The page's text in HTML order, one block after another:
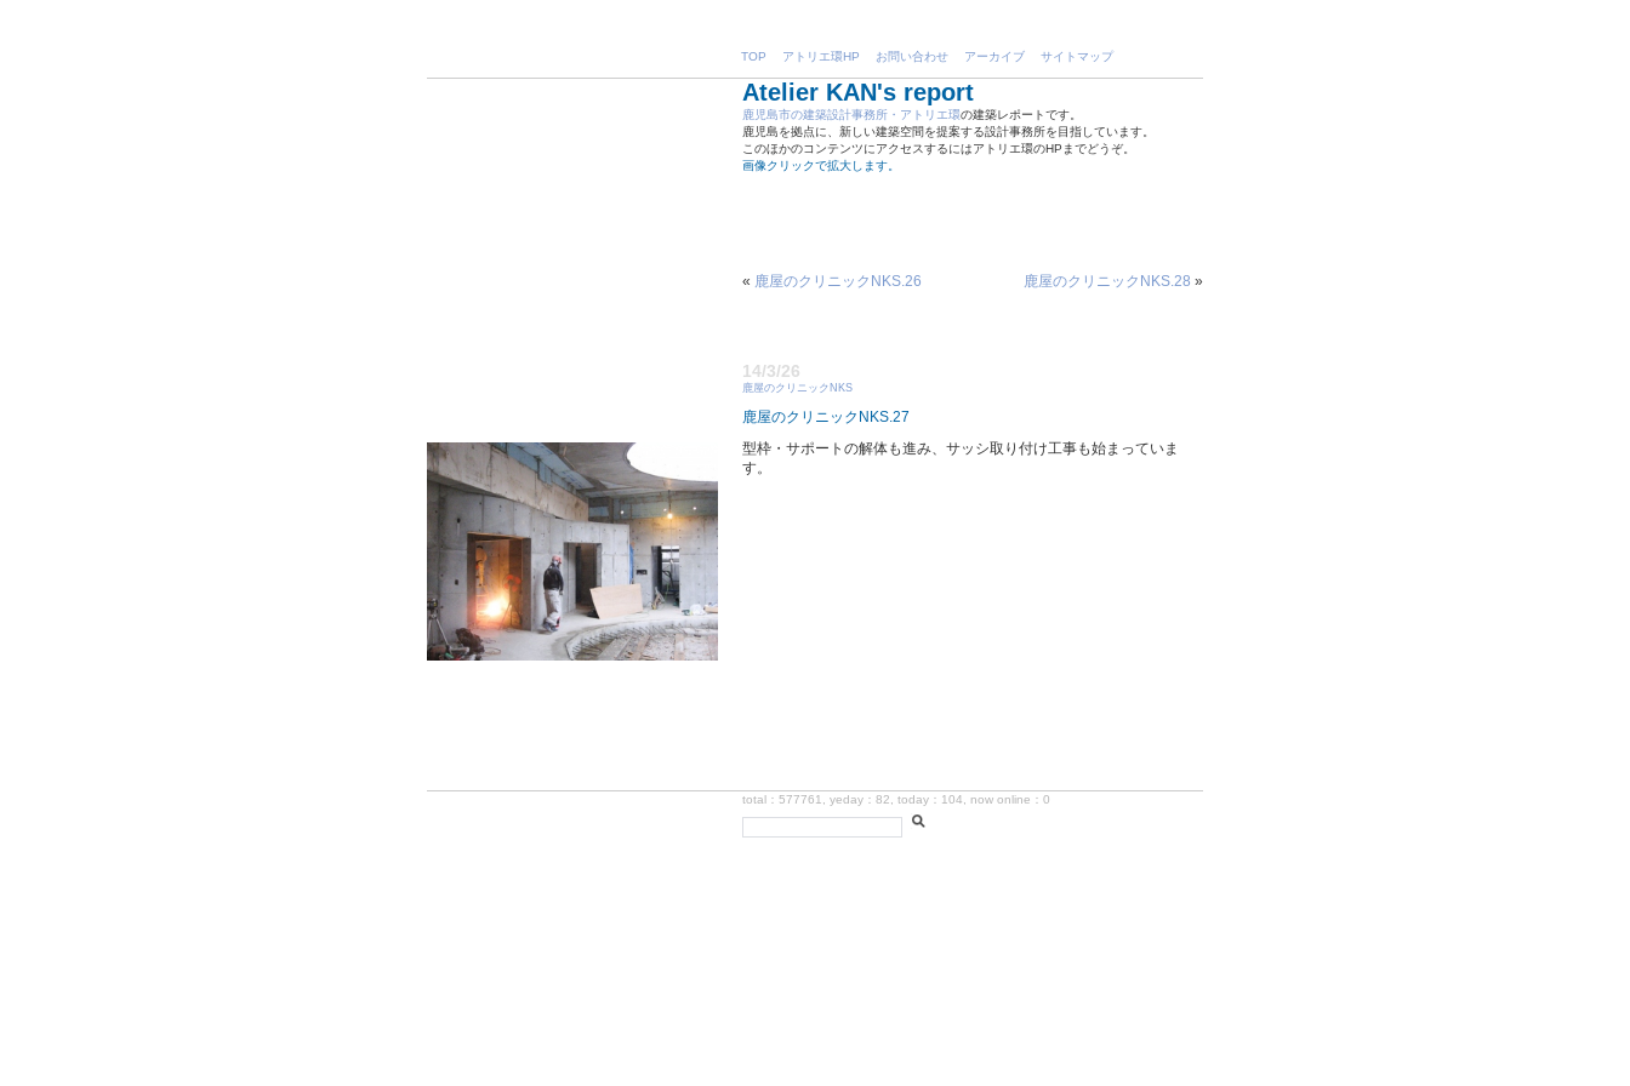
TOP アトリエ環HP お問い合わせ アーカイブ サイトマップ
Atelier KAN's report
鹿児島市の建築設計事務所・アトリエ環の建築レポートです。
鹿児島を拠点に、新しい建築空間を提案する設計事務所を目指しています。
このほかのコンテンツにアクセスするにはアトリエ環のHPまでどうぞ。
画像クリックで拡大します。
« 鹿屋のクリニックNKS.26 鹿屋のクリニックNKS.28 »
14/3/26
鹿屋のクリニックNKS
鹿屋のクリニックNKS.27
型枠・サポートの解体も進み、サッシ取り付け工事も始まっていま
す。
total：577761, yeday：82, today：104, now online：0